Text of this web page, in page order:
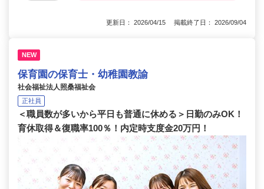
更新日： 2026/04/15 掲載終了日： 2026/09/04
NEW
保育園の保育士・幼稚園教諭
社会福祉法人照桑福祉会
正社員
＜職員数が多いから平日も普通に休める＞日勤のみOK！
育休取得＆復職率100％！内定時支度金20万円！